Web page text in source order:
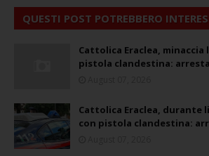
QUESTI POST POTREBBERO
Cattolica Eraclea,
pistola clandestina:
Cattolica Eraclea, durante
con pistola clandestina: